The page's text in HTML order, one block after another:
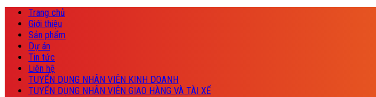
Trang chủ
Giới thiệu
Sản phẩm
Dự án
Tin tức
Liên hệ
TUYỂN DỤNG NHÂN VIÊN KINH DOANH
TUYỂN DỤNG NHÂN VIÊN GIAO HÀNG VÀ TÀI XẾ